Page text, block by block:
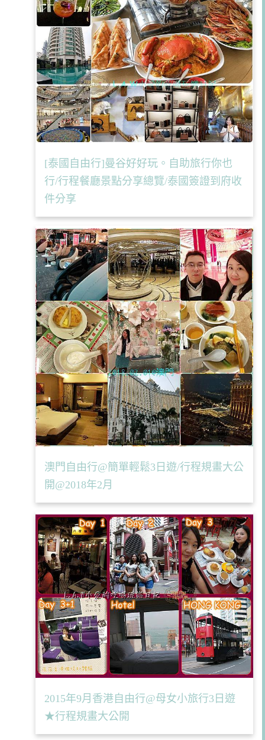
[泰國自由行]曼谷好好玩。自助旅行你也
行/行程餐廳景點分享總覽/泰國簽證到府收
件分享
澳門自由行@簡單輕鬆3日遊/行程規畫大公
開@2018年2月
2015年9月香港自由行@母女小旅行3日遊
★行程規畫大公開